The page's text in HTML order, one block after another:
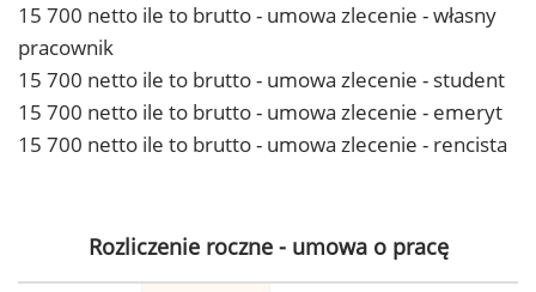
15 700 netto ile to brutto - umowa zlecenie - własny
pracownik
15 700 netto ile to brutto - umowa zlecenie - student
15 700 netto ile to brutto - umowa zlecenie - emeryt
15 700 netto ile to brutto - umowa zlecenie - rencista
Rozliczenie roczne - umowa o pracę